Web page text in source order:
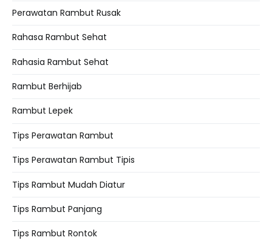
Perawatan Rambut Rusak
Rahasa Rambut Sehat
Rahasia Rambut Sehat
Rambut Berhijab
Rambut Lepek
Tips Perawatan Rambut
Tips Perawatan Rambut Tipis
Tips Rambut Mudah Diatur
Tips Rambut Panjang
Tips Rambut Rontok